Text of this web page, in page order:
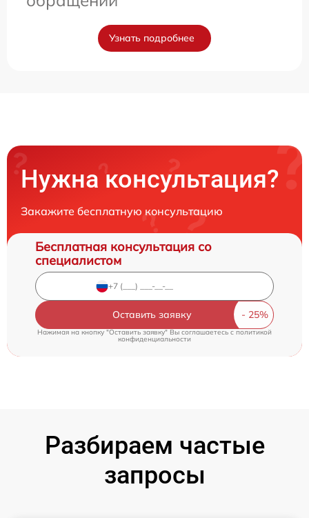
Узнать подробнее
Нужна консультация?
Закажите бесплатную консультацию
Бесплатная консультация со
специалистом
Оставить заявку
Нажимая на кнопку "Оставить заявку" Вы соглашаетесь cполитикой
конфиденциальности
Разбираем частые
запросы